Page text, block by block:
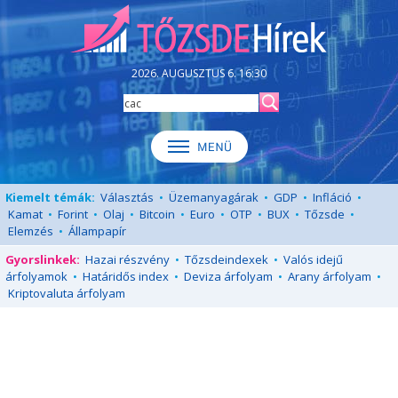
2026. AUGUSZTUS 6. 16:30
Kiemelt témák: Választás • Üzemanyagárak • GDP • Infláció •
Kamat • Forint • Olaj • Bitcoin • Euro • OTP • BUX • Tőzsde •
Elemzés • Állampapír
Gyorslinkek: Hazai részvény • Tőzsdeindexek • Valós idejű
árfolyamok • Határidős index • Deviza árfolyam • Arany árfolyam •
Kriptovaluta árfolyam